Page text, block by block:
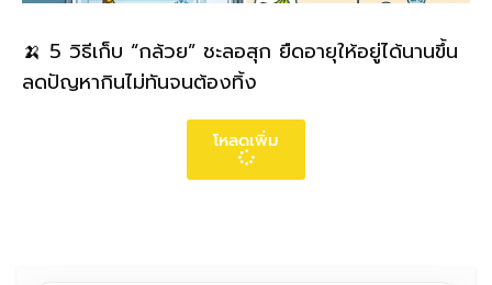
🍌 5 วิธีเก็บ “กล้วย” ชะลอสุก ยืดอายุให้อยู่ได้นานขึ้น
ลดปัญหากินไม่ทันจนต้องทิ้ง
โหลดเพิ่ม